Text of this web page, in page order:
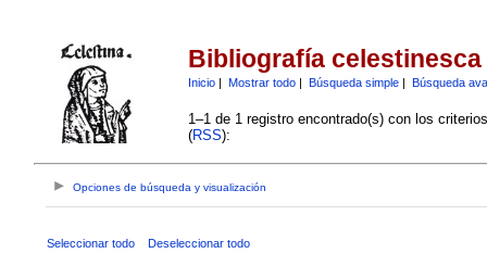
Bibliografía celestinesca
Inicio| Mostrar todo| Búsqueda simple| Búsqueda
1–1 de 1 registro encontrado(s) con los
(RSS):
Opciones de búsqueda y visualización
Seleccionar todo Deseleccionar todo